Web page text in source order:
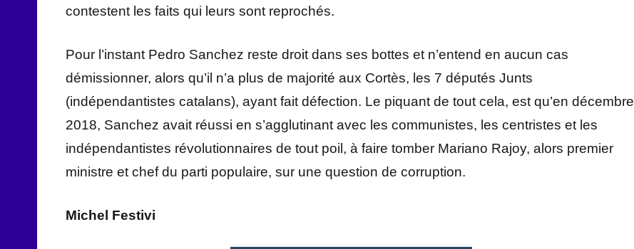
contestent les faits qui leurs sont reprochés.
Pour l’instant Pedro Sanchez reste droit dans ses bottes et n’entend en aucun cas
démissionner, alors qu’il n’a plus de majorité aux Cortès, les 7 députés Junts
(indépendantistes catalans), ayant fait défection. Le piquant de tout cela, est qu’en décembre
2018, Sanchez avait réussi en s’agglutinant avec les communistes, les centristes et les
indépendantistes révolutionnaires de tout poil, à faire tomber Mariano Rajoy, alors premier
ministre et chef du parti populaire, sur une question de corruption.
Michel Festivi